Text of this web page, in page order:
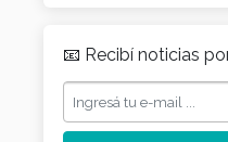
📧 Recibí noticias